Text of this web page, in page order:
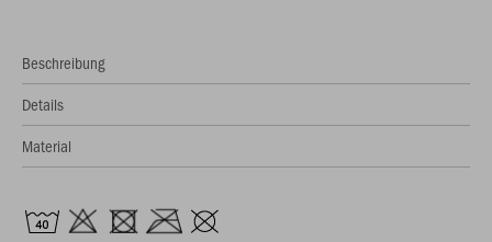
Beschreibung
Details
Material